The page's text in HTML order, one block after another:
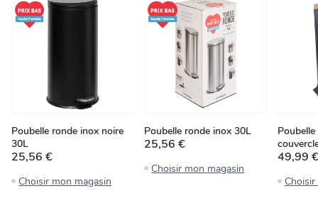
Poubelle ronde inox noire
30L
25,56 €
Choisir mon magasin
Poubelle ronde inox 30L
25,56 €
Choisir mon magasin
49,99 €